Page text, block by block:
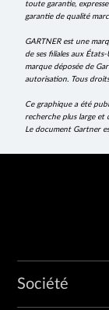
toute garantie,
garantie de qualité
GARTNER est une
de ses filiales aux
marque déposée de
autorisation. Tous
Ce graphique a été
recherche plus large et
Le document Gartner
Société